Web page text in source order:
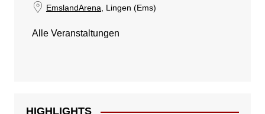
EmslandArena, Lingen (Ems)
Alle Veranstaltungen
HIGHLIGHTS